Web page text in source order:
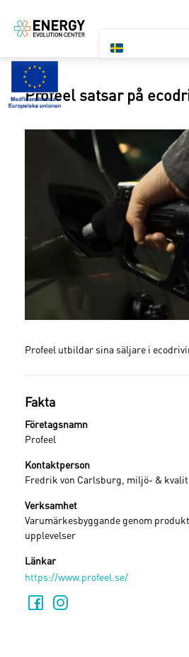
Profeel satsar på
Profeel utbildar sina säljare i
Fakta
Företagsnamn
Profeel
Kontaktperson
Fredrik von Carlsburg, miljö- &
Verksamhet
Varumärkesbyggande genom
upplevelser
Länkar
https://www.profeel.se/
Logga in